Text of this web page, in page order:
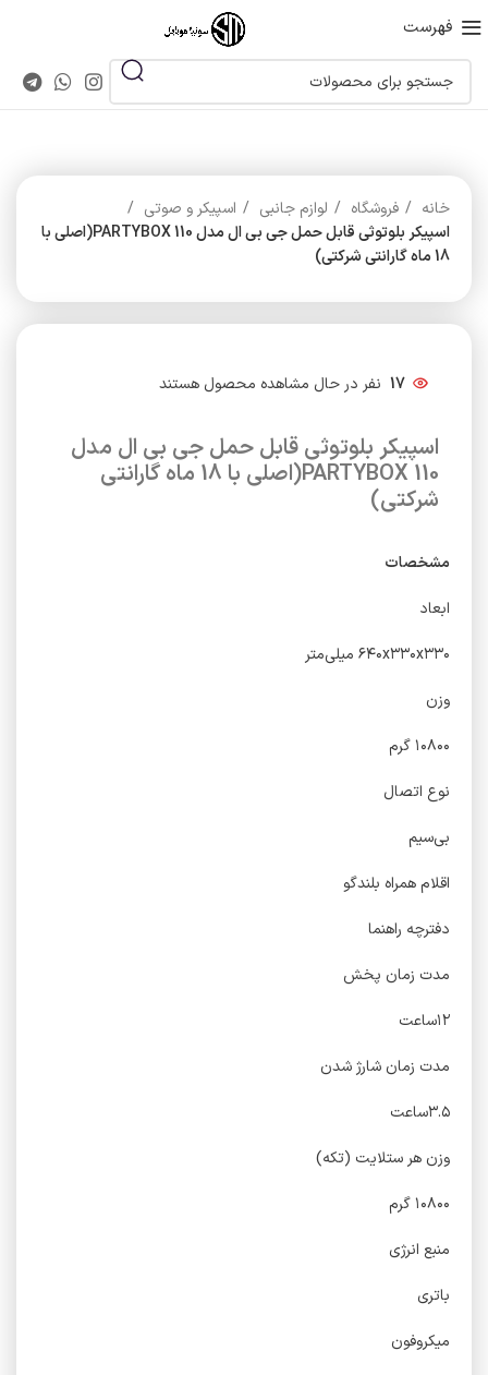
فهرست
خانه فروشگاه لوازم جانبی
اسپیکر و صوتی
اسپیکر بلوتوثی قابل حمل جی بی ال مدل PARTYBOX 110(اصلی با
18 ماه گارانتی شرکتی)
17 نفر در حال مشاهده محصول هستند
اسپیکر بلوتوثی قابل حمل جی بی ال مدل
PARTYBOX 110(اصلی با 18 ماه گارانتی
شرکتی)
مشخصات
ابعاد
۶۴۰x۳۳۰x۳۳۰ میلی‌متر
وزن
۱۰۸۰۰ گرم
نوع اتصال
بی‌سیم
اقلام همراه بلندگو
دفترچه راهنما
مدت زمان پخش
۱۲ساعت
مدت زمان شارژ شدن
۳.۵ساعت
وزن هر ستلایت (تکه)
۱۰۸۰۰ گرم
منبع انرژی
باتری
میکروفون